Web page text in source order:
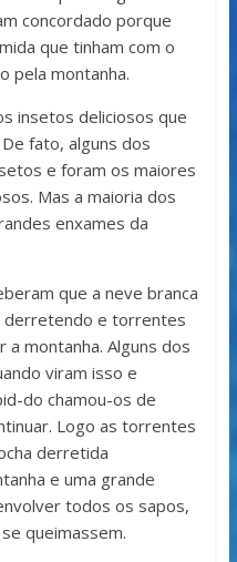
concordado porque
que tinham com o
pela montanha.
insetos deliciosos que
fato, alguns dos
e foram os maiores
Mas a maioria dos
enxames da
que a neve branca
derretendo e torrentes
a montanha. Alguns dos
viram isso e
do chamou-os de
Logo as torrentes
derretida
e uma grande
todos os sapos,
queimassem.